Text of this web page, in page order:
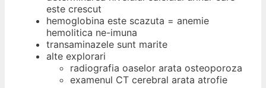
este crescut
hemoglobina este scazuta = anemie
hemolitica ne-imuna
transaminazele sunt marite
alte explorari
radiografia oaselor arata osteoporoza
examenul CT cerebral arata atrofie